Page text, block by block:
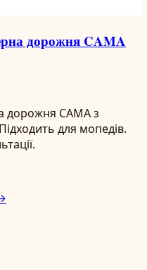
дорожня CAMA
дорожня CAMA з
для мопедів.